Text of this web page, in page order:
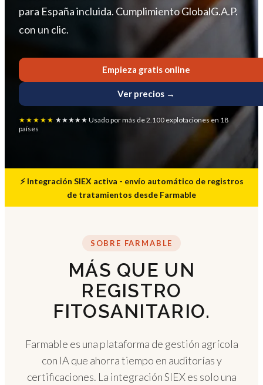
para España incluida. Cumplimiento GlobalG.A.P.
con un clic.
Empieza gratis online
Ver precios →
★★★★★ ★★★★★ Usado por más de 2.100 explotaciones en 18
países
⚡ Integración SIEX activa - envío automático de registros
de tratamientos desde Farmable
SOBRE FARMABLE
MÁS QUE UN
REGISTRO
FITOSANITARIO.
Farmable es una plataforma de gestión agrícola
con IA que ahorra tiempo en auditorías y
certificaciones. La integración SIEX es solo una